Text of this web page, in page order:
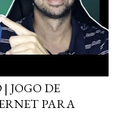
JOGO DE
PARA